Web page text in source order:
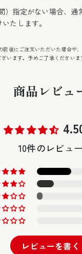
）指定がない場合、通
たします。
後にご注文いただいた場合や、
います。予めご了承くださいま
商品レビュ
10件のレビュー
レビューを書く